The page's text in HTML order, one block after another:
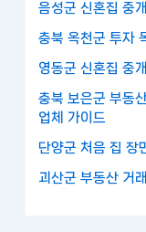
음성군 신혼집 중
충북 옥천군 투자
영동군 신혼집 중
충북 보은군 부동
업체 가이드
단양군 처음 집 장
괴산군 부동산 거